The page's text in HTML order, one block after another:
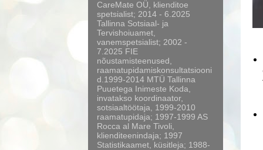
CareMate OÜ, klienditoe
spetsialist; 2014 - 6.2025
Tallinna Sotsiaal- ja
Tervishoiuamet,
vanemspetsialist; 2002 -
7.2025 FIE
nõustamisteenused,
raamatupidamiskonsultatsiooni
d.1999-2014 MTÜ Tallinna
Puuetega Inimeste Koda,
invatakso koordinaator,
sotsiaaltöötaja, 1999-2010
raamatupidaja; 1997-1999 AS
Rocca al Mare Tivoli,
klienditeenindaja; 1997
Statistikaamet, küsitleja; 1988-